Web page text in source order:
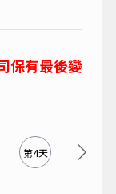
保有最後變
第4天